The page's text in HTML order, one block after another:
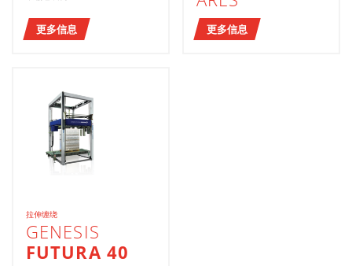
更多信息 更多信息
拉伸缠绕
GENESIS
FUTURA 40